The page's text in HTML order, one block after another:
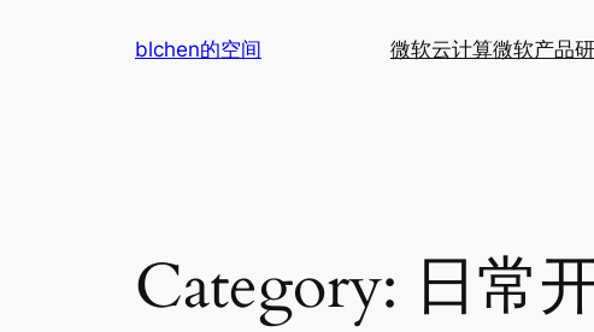
blchen的空间 微软云计算微软产品
Category: 日常